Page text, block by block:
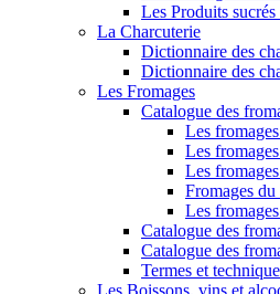
Les Produits
La Charcuterie
Dictionnaire des
Dictionnaire des
Les Fromages
Catalogue des
Les
Les
Les
Fromages
Les
Catalogue des
Catalogue des
Termes et